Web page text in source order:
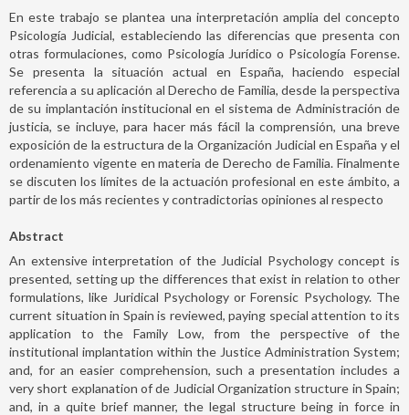
En este trabajo se plantea una interpretación amplia del concepto
Psicología Judicial, estableciendo las diferencias que presenta con
otras formulaciones, como Psicología Jurídico o Psicología Forense.
Se presenta la situación actual en España, haciendo especial
referencia a su aplicación al Derecho de Familia, desde la perspectiva
de su implantación institucional en el sistema de Administración de
justicia, se incluye, para hacer más fácil la comprensión, una breve
exposición de la estructura de la Organización Judicial en España y el
ordenamiento vigente en materia de Derecho de Familia. Finalmente
se discuten los límites de la actuación profesional en este ámbito, a
partir de los más recientes y contradictorias opiniones al respecto
Abstract
An extensive interpretation of the Judicial Psychology concept is
presented, setting up the differences that exist in relation to other
formulations, like Juridical Psychology or Forensic Psychology. The
current situation in Spain is reviewed, paying special attention to its
application to the Family Low, from the perspective of the
institutional implantation within the Justice Administration System;
and, for an easier comprehension, such a presentation includes a
very short explanation of de Judicial Organization structure in Spain;
and, in a quite brief manner, the legal structure being in force in